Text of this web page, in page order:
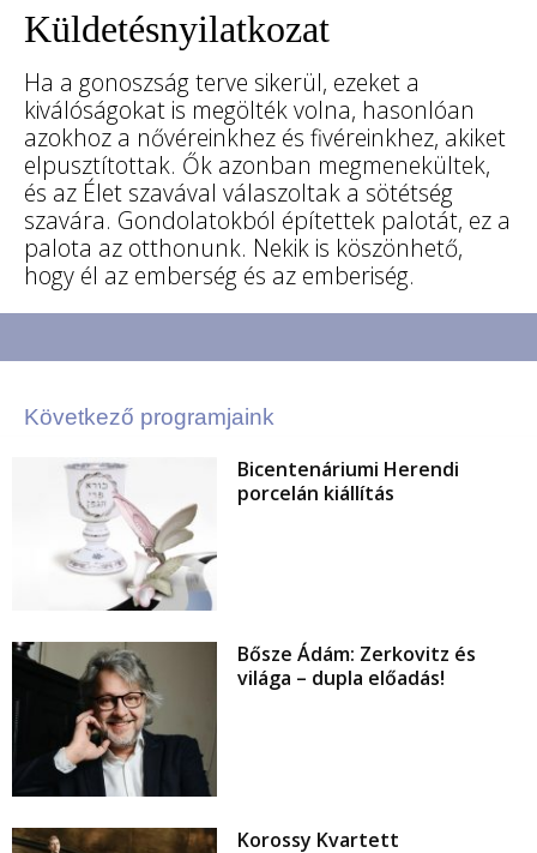
Küldetésnyilatkozat
Ha a gonoszság terve sikerül, ezeket a
kiválóságokat is megölték volna, hasonlóan
azokhoz a nővéreinkhez és fivéreinkhez, akiket
elpusztítottak. Ők azonban megmenekültek,
és az Élet szavával válaszoltak a sötétség
szavára. Gondolatokból építettek palotát, ez a
palota az otthonunk. Nekik is köszönhető,
hogy él az emberség és az emberiség.
Következő programjaink
Bicentenáriumi Herendi
porcelán kiállítás
Bősze Ádám: Zerkovitz és
világa – dupla előadás!
Korossy Kvartett